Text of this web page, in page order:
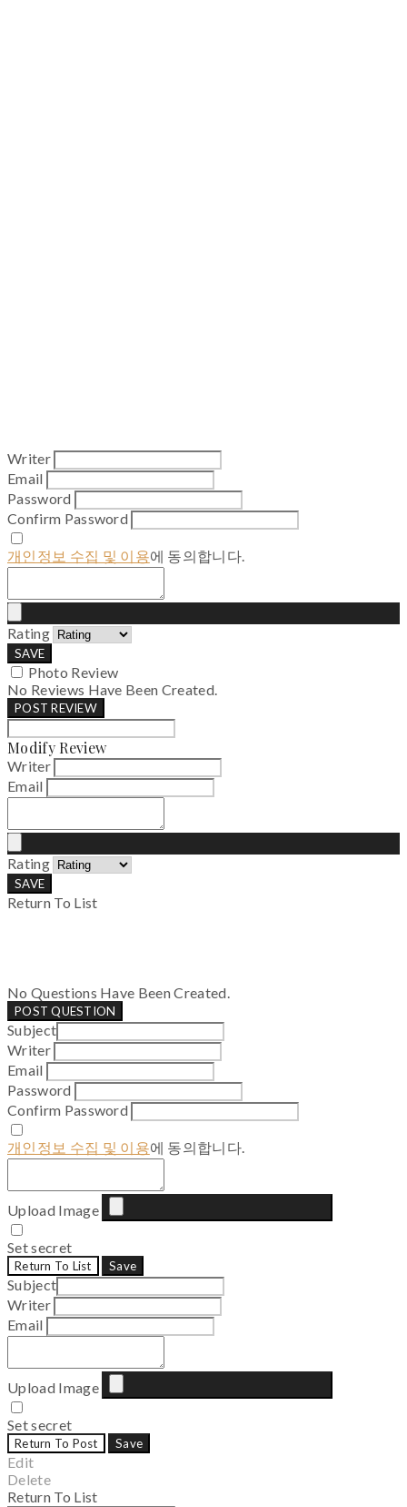
Writer
Email
Password
Confirm Password
개인정보 수집 및 이용에 동의합니다.
Rating
SAVE
Photo Review
No Reviews Have Been Created.
POST REVIEW
Modify Review
Writer
Email
Rating
SAVE
Return To List
No Questions Have Been Created.
POST QUESTION
Subject
Writer
Email
Password
Confirm Password
개인정보 수집 및 이용에 동의합니다.
Upload Image
Set secret
Return To List Save
Subject
Writer
Email
Upload Image
Set secret
Return To Post Save
Edit
Delete
Return To List